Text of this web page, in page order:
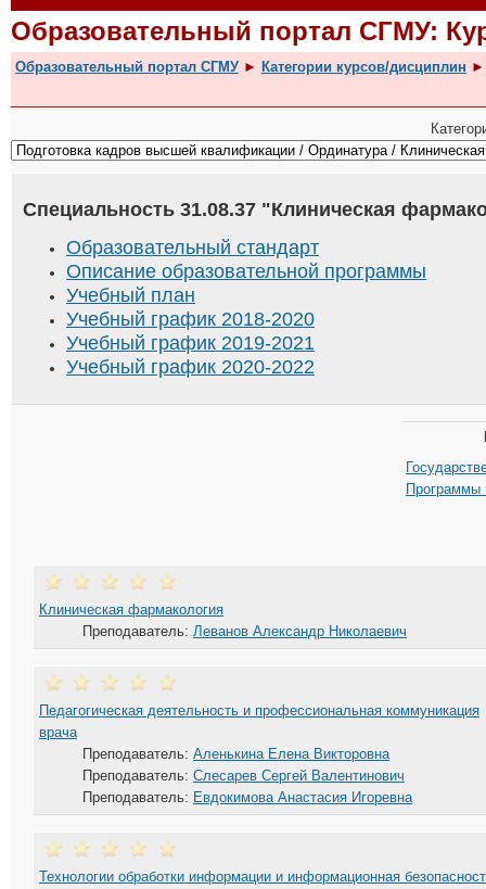
Образовательный портал СГМУ:
Образовательный портал СГМУ ► Категории курсов/дисциплин ►
Специальность 31.08.37 "Клиническая
Образовательный стандарт
Описание образовательной программы
Учебный план
Учебный график 2018-2020
Учебный график 2019-2021
Учебный график 2020-2022
Программы
Клиническая фармакология
Преподаватель: Леванов Александр Николаевич
Педагогическая деятельность и профессиональная коммуникация
врача
Преподаватель: Аленькина Елена Викторовна
Преподаватель: Слесарев Сергей Валентинович
Преподаватель: Евдокимова Анастасия Игоревна
Технологии обработки информации и информационная